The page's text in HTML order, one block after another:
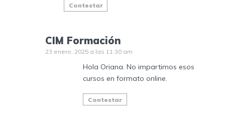
Contestar
CIM Formación
23 enero, 2025 a las 11:30 am
Hola Oriana. No impartimos esos
cursos en formato online.
Contestar